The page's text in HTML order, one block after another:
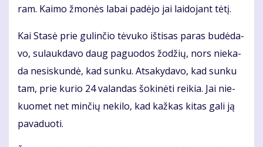
ram. Kai­mo žmo­nės la­bai pa­dė­jo jai lai­do­jant tė­tį.
Kai Sta­sė prie gu­lin­čio tė­vu­ko iš­ti­sas pa­ras bu­dė­da­
vo, su­lauk­da­vo daug pa­guo­dos žo­džių, nors nie­ka­
da ne­si­skun­dė, kad sun­ku. At­sa­ky­da­vo, kad sun­ku
tam, prie ku­rio 24 va­lan­das šo­ki­nė­ti rei­kia. Jai nie­
kuo­met net min­čių ne­ki­lo, kad kaž­kas ki­tas ga­li ją
pa­va­duo­ti.